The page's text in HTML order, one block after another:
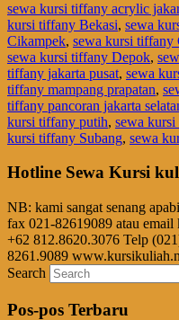
sewa kursi tiffany acrylic
kursi tiffany Bekasi, sewa
Cikampek, sewa kursi tiffany
sewa kursi tiffany Depok,
tiffany jakarta pusat, sewa
tiffany mampang prapatan,
tiffany pancoran jakarta
kursi tiffany putih, sewa kursi
kursi tiffany Subang, sewa
Hotline Sewa Kursi
NB: kami sangat senang
fax 021-82619089 atau
+62 812.8620.3076 Telp
8261.9089
Search
Pos-pos Terbaru